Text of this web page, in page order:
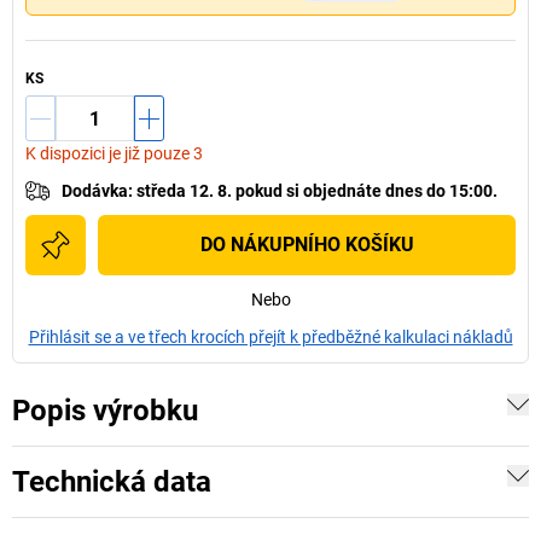
KS
K dispozici je již pouze 3
Dodávka: středa 12. 8. pokud si objednáte dnes do 15:00.
DO NÁKUPNÍHO KOŠÍKU
Nebo
Přihlásit se a ve třech krocích přejít k předběžné kalkulaci nákladů
Popis výrobku
Technická data